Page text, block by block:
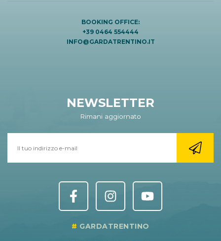
BOOKING OFFICE:
+39 0464 554444
INFO@GARDATRENTINO.IT
NEWSLETTER
Rimani aggiornato
GARDATRENTINO